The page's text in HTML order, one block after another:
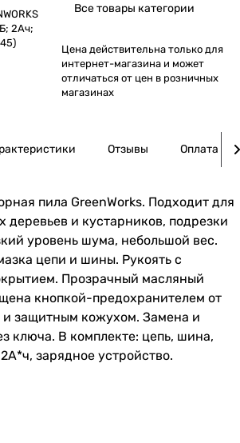
2Ач;
Все товары категории
Цена действительна только для
интернет-магазина и может
отличаться от цен в розничных
магазинах
Отзывы Оплата
пила GreenWorks. Подходит для
деревьев и кустарников, подрезки
уровень шума, небольшой вес.
цепи и шины. Рукоять с
Прозрачный масляный
кнопкой-предохранителем от
и защитным кожухом. Замена и
ключа. В комплекте: цепь, шина,
зарядное устройство.